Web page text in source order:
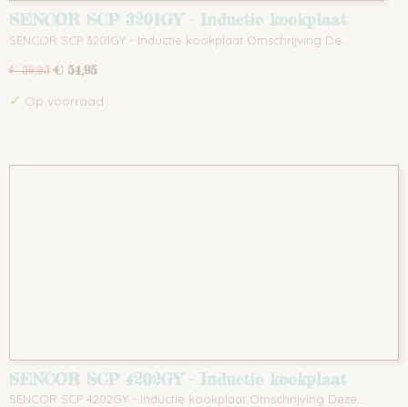
SENCOR SCP 3201GY - Inductie kookplaat
SENCOR SCP 3201GY - Inductie kookplaat Omschrijving De…
€ 59,95 € 54,95
✓ Op voorraad
SENCOR SCP 4202GY - Inductie kookplaat
SENCOR SCP 4202GY - Inductie kookplaat Omschrijving Deze…